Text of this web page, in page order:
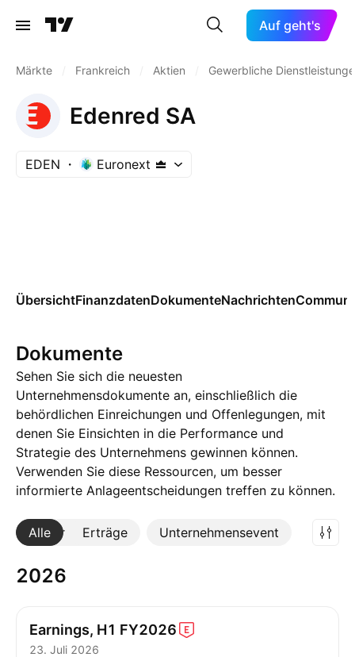
Auf geht's
Märkte Frankreich Aktien Gewerbliche
Edenred SA
EDEN Euronext
ÜbersichtFinanzdatenDokumenteNachrichten
Dokumente
Sehen Sie sich die neuesten
Unternehmensdokumente an, einschließlich die
behördlichen Einreichungen und Offenlegungen, mit
denen Sie Einsichten in die Performance und
Strategie des Unternehmens gewinnen können.
Verwenden Sie diese Ressourcen, um besser
informierte Anlageentscheidungen treffen zu können.
Alle Erträge Unternehmensevent
Mehr
2026
Earnings, H1 FY2026
23. Juli 2026